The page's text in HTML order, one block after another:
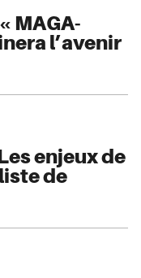
MAGA-
l’avenir
enjeux de
de